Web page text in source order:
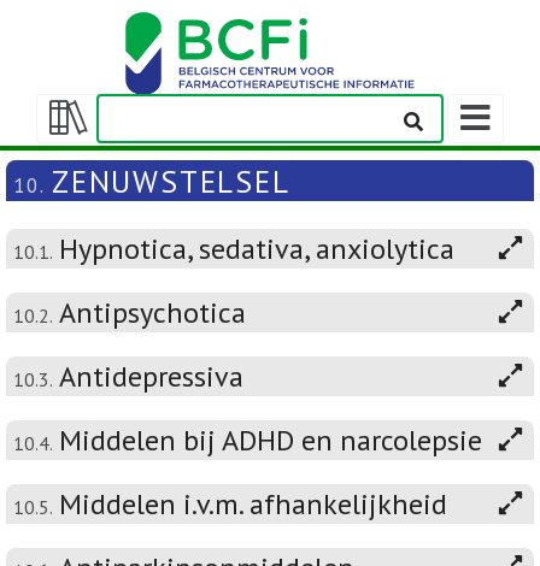
Weergeven/verbergen
inhoudstafel
10. ZENUWSTELSEL
10.1. Hypnotica, sedativa, anxiolytica
10.2. Antipsychotica
10.3. Antidepressiva
10.4. Middelen bij ADHD en narcolepsie
10.5. Middelen i.v.m. afhankelijkheid